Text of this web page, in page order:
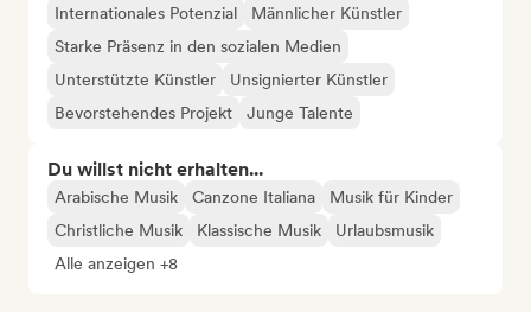
Internationales Potenzial
Männlicher Künstler
Starke Präsenz in den sozialen Medien
Unterstützte Künstler
Unsignierter Künstler
Bevorstehendes Projekt
Junge Talente
Du willst nicht erhalten...
Arabische Musik Canzone Italiana
Musik für Kinder
Christliche Musik
Klassische Musik
Urlaubsmusik
Alle anzeigen +8